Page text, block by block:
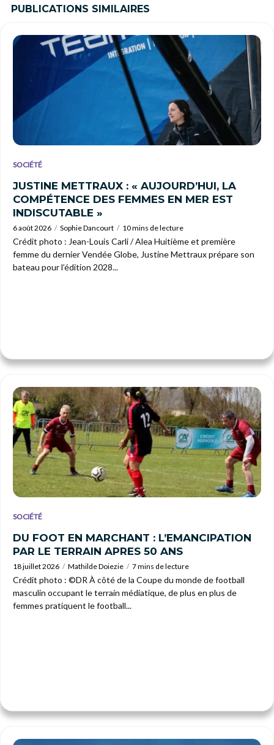
PUBLICATIONS SIMILAIRES
SOCIÉTÉ
JUSTINE METTRAUX : « AUJOURD’HUI, LA
COMPÉTENCE DES FEMMES EN MER EST
INDISCUTABLE »
6 août 2026 Sophie Dancourt 10 mins de lecture
Crédit photo : Jean-Louis Carli / Alea Huitième et première
femme du dernier Vendée Globe, Justine Mettraux prépare son
bateau pour l’édition 2028...
SOCIÉTÉ
DU FOOT EN MARCHANT : L’EMANCIPATION
PAR LE TERRAIN APRES 50 ANS
18 juillet 2026 Mathilde Doiezie 7 mins de lecture
Crédit photo : ©DR À côté de la Coupe du monde de football
masculin occupant le terrain médiatique, de plus en plus de
femmes pratiquent le football...